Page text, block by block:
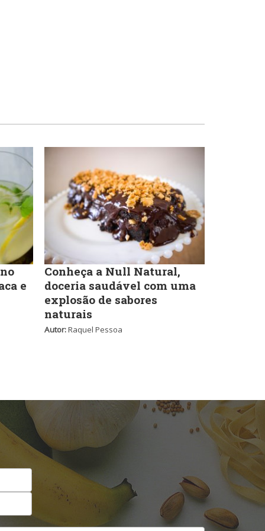
e
Conheça a Null Natural,
doceria saudável com uma
explosão de sabores
naturais
Autor:Raquel Pessoa